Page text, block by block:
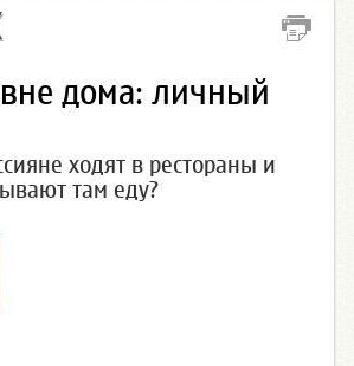
дома: личный
ходят в рестораны и
там еду?